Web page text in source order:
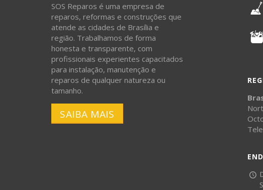
SOS Reparos é uma empresa de
reparos, reformas e construções que
atende as cidades de Brasília e
região. Trabalhamos de forma
honesta e transparente, com
profissionais experientes capacitados
para instalação, manutenção e
reparos de qualquer natureza ou
tamanho.
SAIBA MAIS